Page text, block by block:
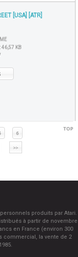
[USA] [ATR]
46,57 KB
6
>>
TOP
produits par Atari.
à partir de novembre
en France (environ 300
commercial, la vente de 2